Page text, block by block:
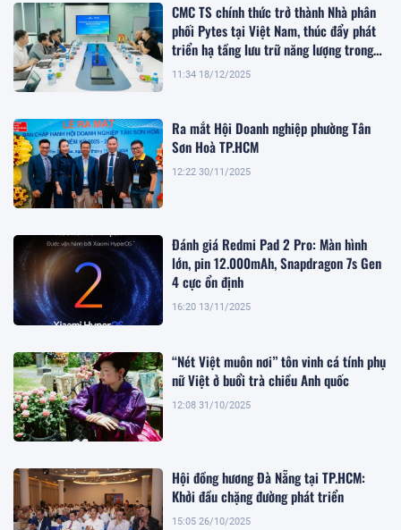
CMC TS chính thức trở thành Nhà phân
phối Pytes tại Việt Nam, thúc đẩy phát
triển hạ tầng lưu trữ năng lượng trong
giai đoạn chuyển dịch xanh
11:34 18/12/2025
Ra mắt Hội Doanh nghiệp phường Tân
Sơn Hoà TP.HCM
12:22 30/11/2025
Đánh giá Redmi Pad 2 Pro: Màn hình
lớn, pin 12.000mAh, Snapdragon 7s Gen
4 cực ổn định
16:20 13/11/2025
“Nét Việt muôn nơi” tôn vinh cá tính phụ
nữ Việt ở buổi trà chiều Anh quốc
12:08 31/10/2025
Hội đồng hương Đà Nẵng tại TP.HCM:
Khởi đầu chặng đường phát triển
15:05 26/10/2025